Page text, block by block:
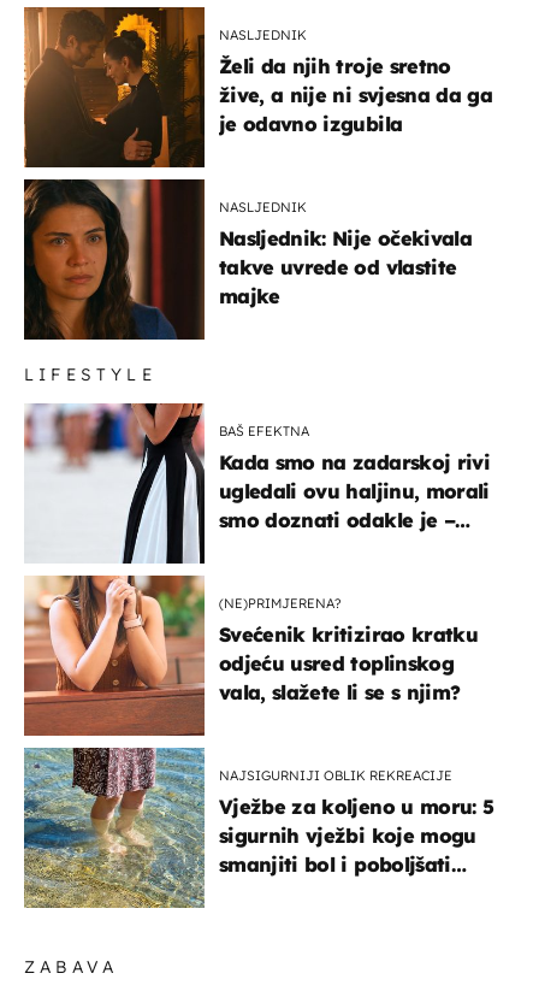
ZABAVA
NASLJEDNIK
Želi da njih troje sretno
žive, a nije ni svjesna da ga
je odavno izgubila
NASLJEDNIK
Nasljednik: Nije očekivala
takve uvrede od vlastite
majke
LIFESTYLE
BAŠ EFEKTNA
Kada smo na zadarskoj rivi
ugledali ovu haljinu, morali
smo doznati odakle je –
(NE)PRIMJERENA?
Svećenik kritizirao kratku
odjeću usred toplinskog
vala, slažete li se s njim?
NAJSIGURNIJI OBLIK REKREACIJE
Vježbe za koljeno u moru: 5
sigurnih vježbi koje mogu
smanjiti bol i poboljšati